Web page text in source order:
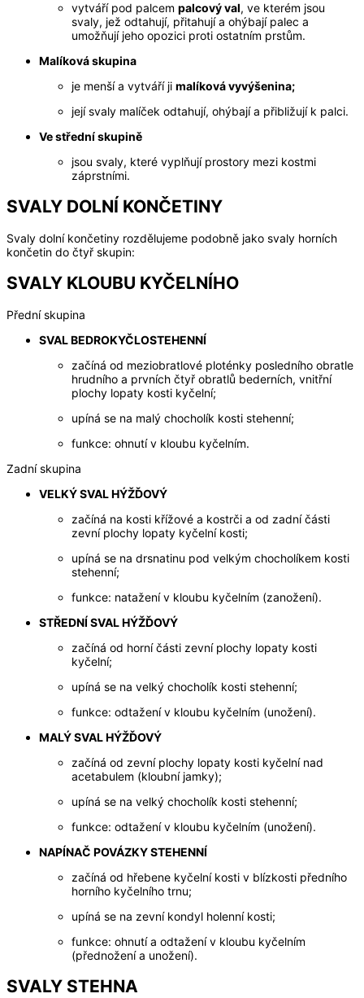
vytváří pod palcem palcový val, ve kterém jsou
svaly, jež odtahují, přitahují a ohýbají palec a
umožňují jeho opozici proti ostatním prstům.
Malíková skupina
je menší a vytváří ji malíková vyvýšenina;
její svaly malíček odtahují, ohýbají a přibližují k palci.
Ve střední skupině
jsou svaly, které vyplňují prostory mezi kostmi
záprstními.
SVALY DOLNÍ KONČETINY
Svaly dolní končetiny rozdělujeme podobně jako svaly horních
končetin do čtyř skupin:
SVALY KLOUBU KYČELNÍHO
Přední skupina
SVAL BEDROKYČLOSTEHENNÍ
začíná od meziobratlové ploténky posledního obratle
hrudního a prvních čtyř obratlů bederních, vnitřní
plochy lopaty kosti kyčelní;
upíná se na malý chocholík kosti stehenní;
funkce: ohnutí v kloubu kyčelním.
Zadní skupina
VELKÝ SVAL HÝŽĎOVÝ
začíná na kosti křížové a kostrči a od zadní části
zevní plochy lopaty kyčelní kosti;
upíná se na drsnatinu pod velkým chocholíkem kosti
stehenní;
funkce: natažení v kloubu kyčelním (zanožení).
STŘEDNÍ SVAL HÝŽĎOVÝ
začíná od horní části zevní plochy lopaty kosti
kyčelní;
upíná se na velký chocholík kosti stehenní;
funkce: odtažení v kloubu kyčelním (unožení).
MALÝ SVAL HÝŽĎOVÝ
začíná od zevní plochy lopaty kosti kyčelní nad
acetabulem (kloubní jamky);
upíná se na velký chocholík kosti stehenní;
funkce: odtažení v kloubu kyčelním (unožení).
NAPÍNAČ POVÁZKY STEHENNÍ
začíná od hřebene kyčelní kosti v blízkosti předního
horního kyčelního trnu;
upíná se na zevní kondyl holenní kosti;
funkce: ohnutí a odtažení v kloubu kyčelním
(přednožení a unožení).
SVALY STEHNA